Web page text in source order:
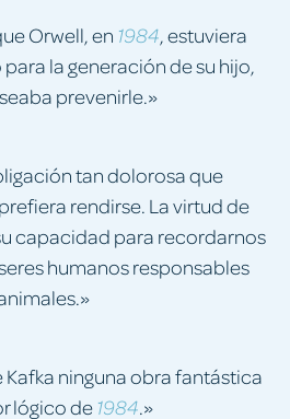
Orwell, en 1984, estuviera
la generación de su hijo,
prevenirle.»
tan dolorosa que
rendirse. La virtud de
capacidad para recordarnos
humanos responsables
Kafka ninguna obra fantástica
lógico de1984.»